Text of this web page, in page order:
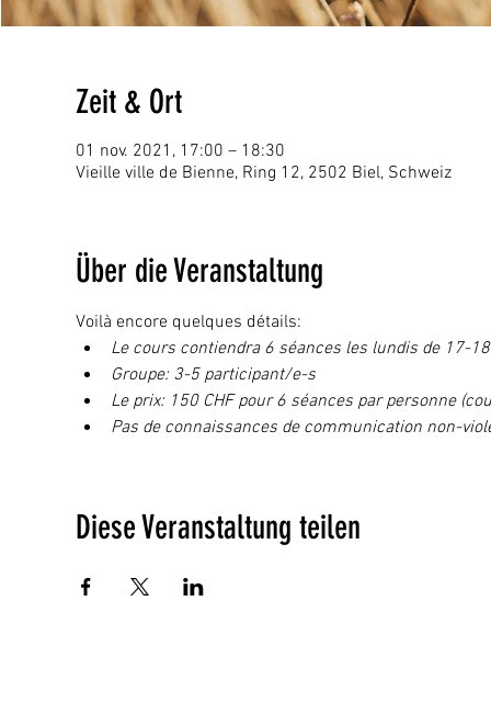
Zeit & Ort
01 nov. 2021, 17:00 – 18:30
Vieille ville de Bienne, Ring 12, 2502 Biel, Schweiz
Über die Veranstaltung
Voilà encore quelques détails:
Le cours contiendra 6 séances les lundis de 17-
Groupe: 3-5 participant/e-s
Le prix: 150 CHF pour 6 séances par personne
Pas de connaissances de communication non-
Diese Veranstaltung teilen